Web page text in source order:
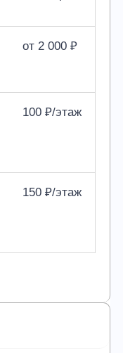
от 2 000 ₽
100 ₽/этаж
150 ₽/этаж